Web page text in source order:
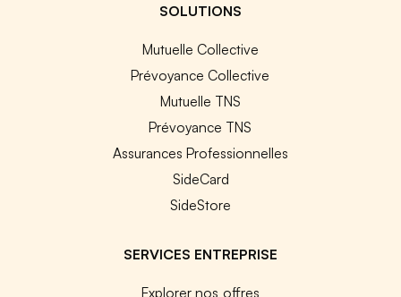
SOLUTIONS
Mutuelle Collective
Prévoyance Collective
Mutuelle TNS
Prévoyance TNS
Assurances Professionnelles
SideCard
SideStore
SERVICES ENTREPRISE
Explorer nos offres